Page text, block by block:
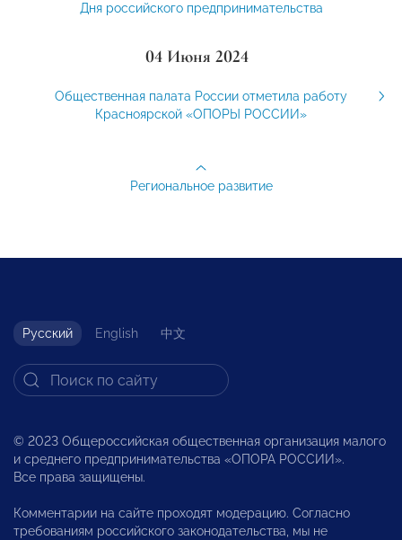
Дня российского предпринимательства
04 Июня 2024
Общественная палата России отметила работу
Красноярской «ОПОРЫ РОССИИ»
Региональное развитие
Русский English 中文
© 2023 Общероссийская общественная организация малого
и среднего предпринимательства «ОПОРА РОССИИ».
Все права защищены.
Комментарии на сайте проходят модерацию. Согласно
требованиям российского законодательства, мы не